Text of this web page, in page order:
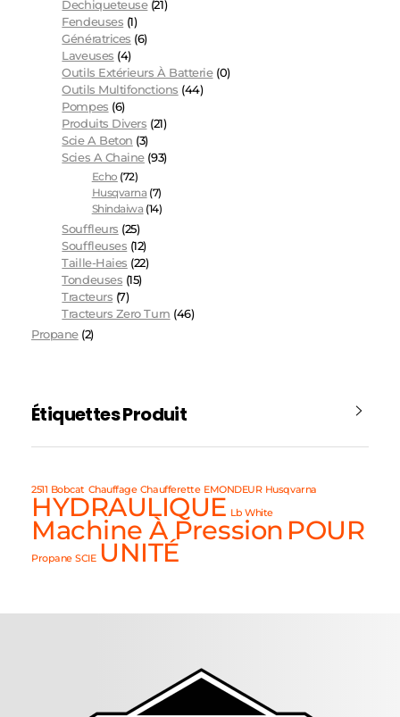
Dechiqueteuse (21)
Fendeuses (1)
Génératrices (6)
Laveuses (4)
Outils Extérieurs À Batterie (0)
Outils Multifonctions (44)
Pompes (6)
Produits Divers (21)
Scie A Beton (3)
Scies A Chaine (93)
Echo (72)
Husqvarna (7)
Shindaiwa (14)
Souffleurs (25)
Souffleuses (12)
Taille-Haies (22)
Tondeuses (15)
Tracteurs (7)
Tracteurs Zero Turn (46)
Propane (2)
Étiquettes Produit
2511 Bobcat Chauffage Chaufferette EMONDEUR Husqvarna
HYDRAULIQUE Lb White
Machine À Pression POUR
Propane SCIE UNITÉ